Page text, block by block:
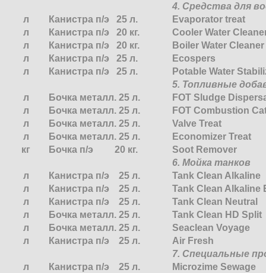
4. Средства для
л
Канистра п/э 25 л.
Evaporator treat
л
Канистра п/э 20 кг.
Cooler Water
л
Канистра п/э 20 кг.
Boiler Water Cleaner
л
Канистра п/э 25 л.
Ecospers
л
Канистра п/э 25 л.
Potable Water
5. Топливные
л
Бочка металл. 25 л.
FOT Sludge
л
Бочка металл. 25 л.
FOT Combustion
л
Бочка металл. 25 л.
Valve Treat
л
Бочка металл. 25 л.
Economizer Treat
кг
Бочка п/э 20 кг.
Soot Remover
6. Мойка танков
л
Канистра п/э 25 л.
Tank Clean Alkaline
л
Канистра п/э 25 л.
Tank Clean Alkaline
л
Канистра п/э 25 л.
Tank Clean Neutral
л
Бочка металл. 25 л.
Tank Clean HD Split
л
Бочка металл. 25 л.
Seaclean Voyage
л
Канистра п/э 25 л.
Air Fresh
7. Специальные
л
Канистра п/э 25 л.
Microzime Sewage